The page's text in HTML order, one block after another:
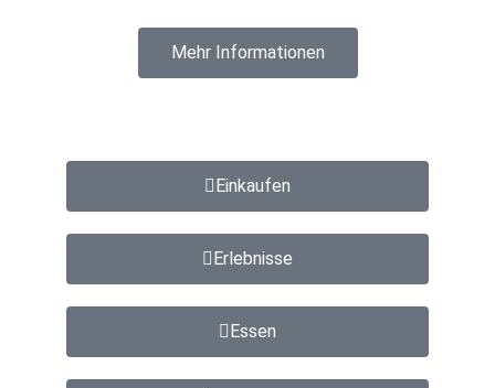
Mehr Informationen
Einkaufen
Erlebnisse
Essen